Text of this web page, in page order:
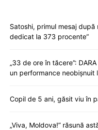
Satoshi, primul mesaj după
dedicat la 373 procente”
„33 de ore în tăcere”:
un performance neobișnuit
Copil de 5 ani, găsit viu în
„Viva, Moldova!” răsună